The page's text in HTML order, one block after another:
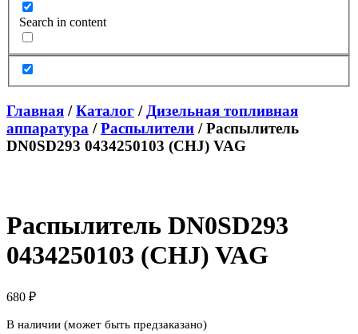
Search in content
Главная /Каталог / Дизельная топливная
аппаратура /Распылители / Распылитель
DN0SD293 0434250103 (CHJ) VAG
Распылитель DN0SD293
0434250103 (CHJ) VAG
680 ₽
В наличии (может быть предзаказано)